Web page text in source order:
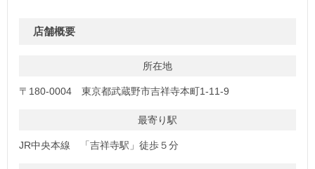
店舗概要
所在地
〒180-0004 東京都武蔵野市吉祥寺本町1-11-9
最寄り駅
JR中央本線 「吉祥寺駅」徒歩５分